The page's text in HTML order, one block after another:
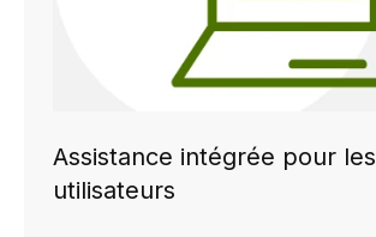
Assistance intégrée pour les
utilisateurs